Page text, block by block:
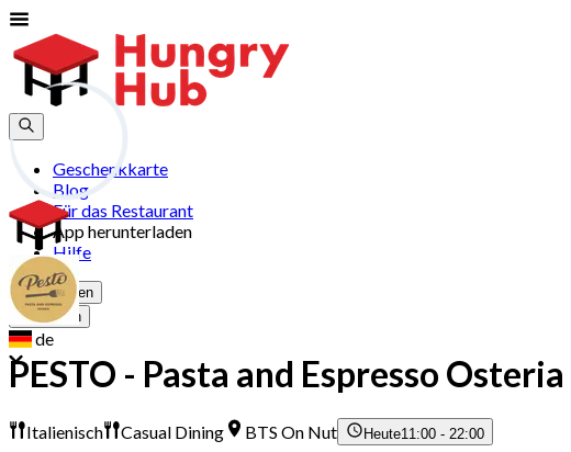
Geschenkkarte
Blog
Für das Restaurant
App herunterladen
Hilfe
Registrieren
Anmelden
de
PESTO - Pasta and Espresso Osteria
Italienisch Casual Dining BTS On Nut Heute11:00 - 22:00